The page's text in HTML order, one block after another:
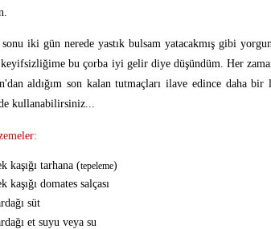
iki gün nerede yastık bulsam yatacakmış gibi
bu çorba iyi gelir diye düşündüm. Her
aldığım son kalan tutmaçları ilave edince daha
kullanabilirsiniz...
kaşığı tarhana (tepeleme)
kaşığı domates salçası
süt
et suyu veya su